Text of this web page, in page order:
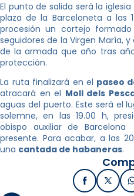
El punto de salida será la iglesia
plaza de la Barceloneta a las
procesión un cortejo
seguidores de la Virgen María,
de la armada que año tras
protección.
La ruta finalizará en el paseo
atracará en el Moll dels
aguas del puerto. Este será el
solemne, en las 19.00 h,
obispo auxiliar de
presente. Para acabar, a las
una cantada de habaneras.
Facebook
X /